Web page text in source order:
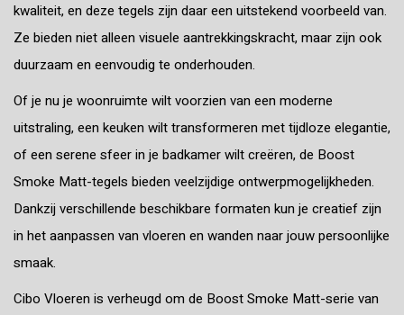
kwaliteit, en deze tegels zijn daar een uitstekend voorbeeld van.
Ze bieden niet alleen visuele aantrekkingskracht, maar zijn ook
duurzaam en eenvoudig te onderhouden.
Of je nu je woonruimte wilt voorzien van een moderne
uitstraling, een keuken wilt transformeren met tijdloze elegantie,
of een serene sfeer in je badkamer wilt creëren, de Boost
Smoke Matt-tegels bieden veelzijdige ontwerpmogelijkheden.
Dankzij verschillende beschikbare formaten kun je creatief zijn
in het aanpassen van vloeren en wanden naar jouw persoonlijke
smaak.
Cibo Vloeren is verheugd om de Boost Smoke Matt-serie van